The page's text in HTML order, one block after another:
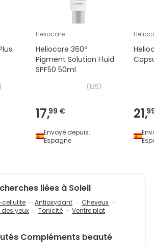
)
Heliocare
Heliocare 360º
Pigment Solution Fluid
SPF50 50ml
(125)
17,99 €
Envoyé depuis:
Espagne
21,
liées à Soleil
Antioxydant
Cheveux
yeux
Tonicité Ventre plat
Compléments beauté